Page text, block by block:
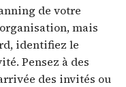
de votre
mais
identifiez le
Pensez à des
des invités ou